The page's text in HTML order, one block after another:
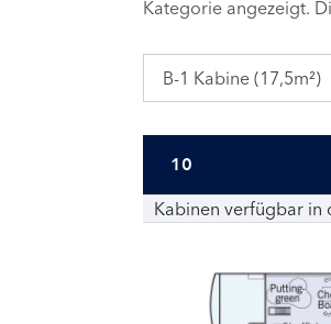
Kategorie angezeigt.
B-1 Kabine (17,5m²)
10
Kabinen verfügbar in